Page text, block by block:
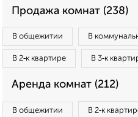
Продажа комнат (238)
В общежитии В
В 2‑к квартире В 3‑к
Аренда комнат (212)
В общежитии В 2‑к